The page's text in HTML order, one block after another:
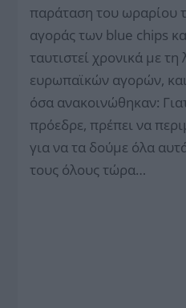
παράταση του ωραρίου
αγοράς των blue chips
ταυτιστεί χρονικά με τη
ευρωπαϊκών αγορών,
όσα ανακοινώθηκαν:
πρόεδρε, πρέπει να
για να τα δούμε όλα
τους όλους τώρα…